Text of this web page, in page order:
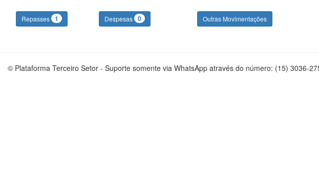
Repasses 1 Despesas 0 Outras Movimentações
© Plataforma Terceiro Setor - Suporte somente via WhatsApp através do número: (15) 3036-